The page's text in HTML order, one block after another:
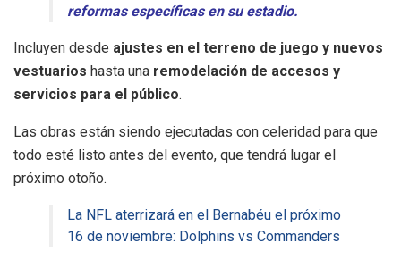
reformas específicas en su estadio.
Incluyen desde ajustes en el terreno de juego y nuevos
vestuarios hasta una remodelación de accesos y
servicios para el público.
Las obras están siendo ejecutadas con celeridad para que
todo esté listo antes del evento, que tendrá lugar el
próximo otoño.
La NFL aterrizará en el Bernabéu el próximo
16 de noviembre: Dolphins vs Commanders